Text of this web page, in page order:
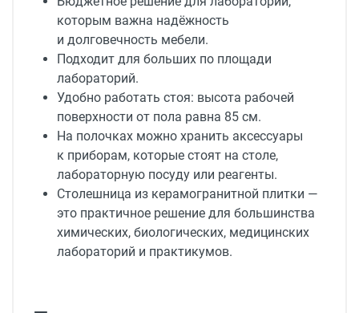
которым важна надёжность
и долговечность мебели.
Подходит для больших по площади
лабораторий.
Удобно работать стоя: высота рабочей
поверхности от пола равна 85 см.
На полочках можно хранить аксессуары
к приборам, которые стоят на столе,
лабораторную посуду или реагенты.
Столешница из керамогранитной плитки —
это практичное решение для большинства
химических, биологических, медицинских
лабораторий и практикумов.